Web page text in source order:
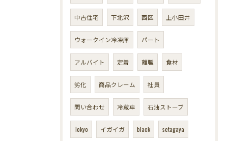
中古住宅 下北沢 西区 上小田井
ウォークイン冷凍庫 パート
アルバイト 定着 離職 食材
劣化 商品クレーム 社員
問い合わせ 冷蔵車 石油ストーブ
Tokyo イガイガ black setagaya